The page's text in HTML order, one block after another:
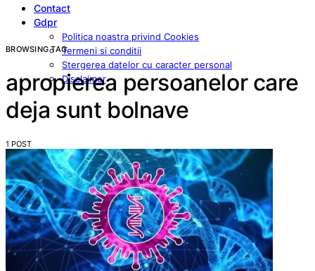
Contact
Gdpr
Politica noastra privind Cookies
Termeni si conditii
Stergerea datelor cu caracter personal
Disclaimer
BROWSING TAG
apropierea persoanelor care
deja sunt bolnave
1 POST